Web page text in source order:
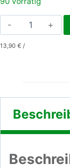
Rappenröhre
23cm,
9
13,90 € /